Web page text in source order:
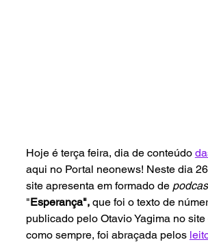
Hoje é terça feira, dia de conteúdo
aqui no Portal neonews! Neste dia
site apresenta em formado de
"Esperança", que foi o texto de
publicado pelo Otavio Yagima no
como sempre, foi abraçada pelos